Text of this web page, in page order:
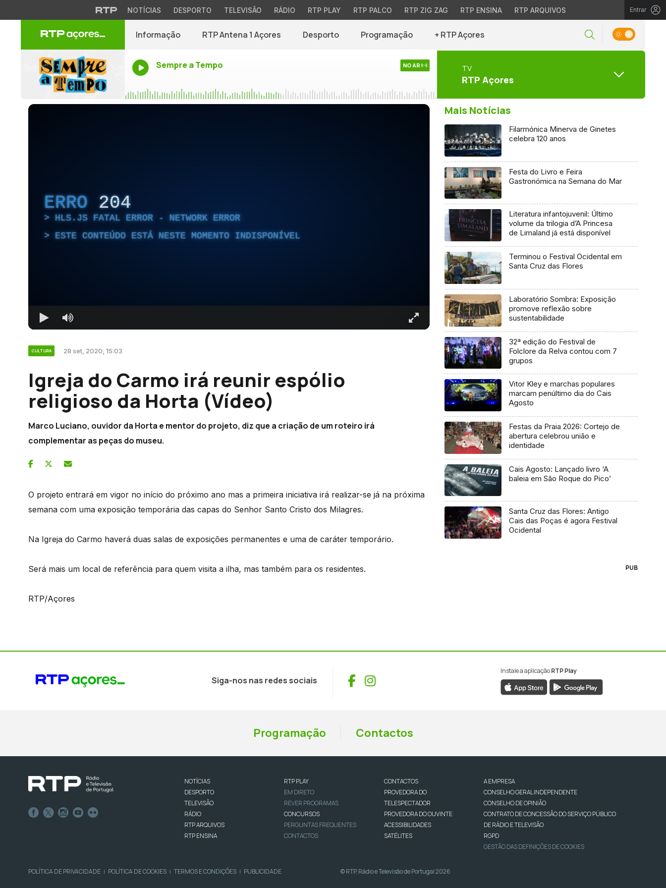
NOTÍCIAS DESPORTO TELEVISÃO RÁDIO RTP PLAY RTP PALCO RTP ZIG ZAG RTP ENSINA RTP ARQUIVOS Entrar
Informação RTP Antena 1 Açores Desporto Programação + RTP Açores
Sempre a Tempo NO AR TV
RTP Açores
ERRO 204
HLS.JS FATAL ERROR - NETWORK ERROR
ESTE CONTEÚDO ESTÁ NESTE MOMENTO INDISPONÍVEL
CULTURA 28 set, 2020, 15:03
Igreja do Carmo irá reunir espólio
religioso da Horta (Vídeo)
Marco Luciano, ouvidor da Horta e mentor do projeto, diz que a criação de um roteiro irá
complementar as peças do museu.
O projeto entrará em vigor no início do próximo ano mas a primeira iniciativa irá realizar-se já na próxima
semana com uma exposição temporária das capas do Senhor Santo Cristo dos Milagres.
Na Igreja do Carmo haverá duas salas de exposições permanentes e uma de caráter temporário.
Será mais um local de referência para quem visita a ilha, mas também para os residentes.
RTP/Açores
Mais Notícias
Filarmónica Minerva de Ginetes
celebra 120 anos
Festa do Livro e Feira
Gastronómica na Semana do Mar
Literatura infantojuvenil: Último
volume da trilogia d’A Princesa
de Limaland já está disponível
Terminou o Festival Ocidental em
Santa Cruz das Flores
Laboratório Sombra: Exposição
promove reflexão sobre
sustentabilidade
32ª edição do Festival de
Folclore da Relva contou com 7
grupos
Vitor Kley e marchas populares
marcam penúltimo dia do Cais
Agosto
Festas da Praia 2026: Cortejo de
abertura celebrou união e
identidade
Cais Agosto: Lançado livro ‘A
baleia em São Roque do Pico’
Santa Cruz das Flores: Antigo
Cais das Poças é agora Festival
Ocidental
PUB
Siga-nos nas redes sociais Facebook
Instagram
Instale a aplicaçãoRTP Play
Programação Contactos
NOTÍCIAS
DESPORTO
TELEVISÃO
RÁDIO
RTP ARQUIVOS
RTP ENSINA
RTP PLAY
EM DIRETO
REVER PROGRAMAS
CONCURSOS
PERGUNTAS FREQUENTES
CONTACTOS
CONTACTOS
PROVEDORA DO
TELESPECTADOR
PROVEDORA DO OUVINTE
ACESSIBILIDADES
SATÉLITES
A EMPRESA
CONSELHO GERAL INDEPENDENTE
CONSELHO DE OPINIÃO
CONTRATO DE CONCESSÃO DO SERVIÇO PÚBLICO
DE RÁDIO E TELEVISÃO
RGPD
GESTÃO DAS DEFINIÇÕES DE COOKIES
POLÍTICA DE PRIVACIDADE | POLÍTICA DE COOKIES | TERMOS E CONDIÇÕES | PUBLICIDADE © RTP, Rádio e Televisão de Portugal 2026